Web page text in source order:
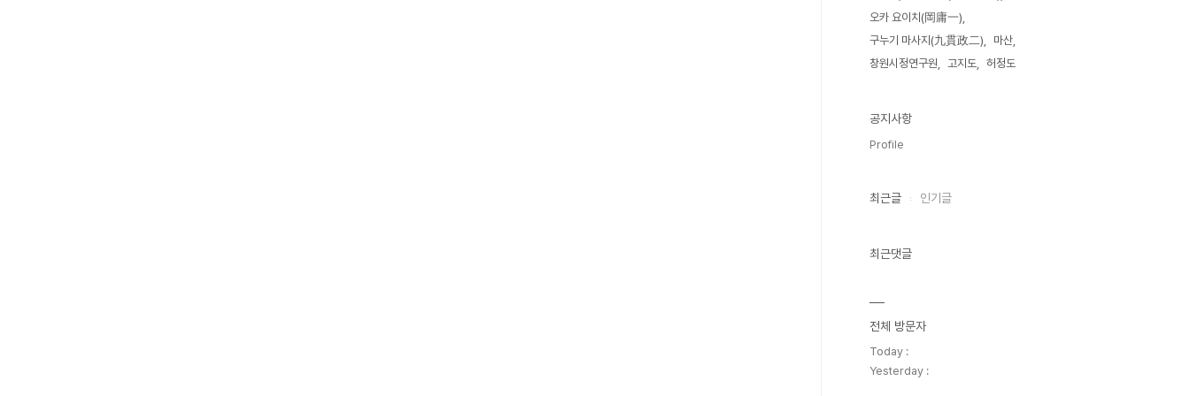
오카 요이치(岡庸一)
구누기 마사지(九貫政二)
마산
창원시정연구원
고지도 허정도
공지사항
Profile
최근글 인기글
최근댓글
전체 방문자
Today :
Yesterday :